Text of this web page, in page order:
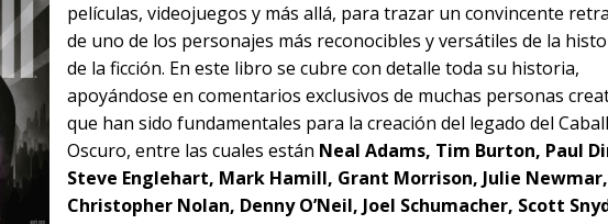
películas, videojuegos y más allá, para trazar un convincente
de uno de los personajes más reconocibles y versátiles de la
de la ficción. En este libro se cubre con detalle toda su historia,
apoyándose en comentarios exclusivos de muchas personas
que han sido fundamentales para la creación del legado del
Oscuro, entre las cuales están Neal Adams, Tim Burton, Paul
Steve Englehart, Mark Hamill, Grant Morrison, Julie Newmar,
Christopher Nolan, Denny O’Neil, Joel Schumacher, Scott